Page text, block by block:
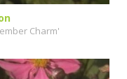
Charm'